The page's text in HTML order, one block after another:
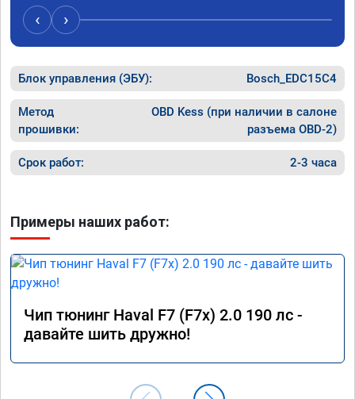
‹ ›
Блок управления (ЭБУ): Bosch_EDC15C4
Метод
прошивки:
OBD Kess (при наличии в салоне
разъема OBD-2)
Срок работ: 2-3 часа
Примеры наших работ:
Чип тюнинг Haval F7 (F7x) 2.0 190 лс -
давайте шить дружно!